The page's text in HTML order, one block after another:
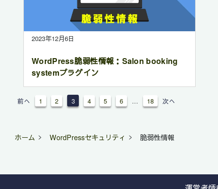
2023年12月6日
WordPress脆弱性情報：Salon booking
systemプラグイン
前へ 1 2 3 4 5 6 … 18 次へ
ホーム WordPressセキュリティ 脆弱性情報